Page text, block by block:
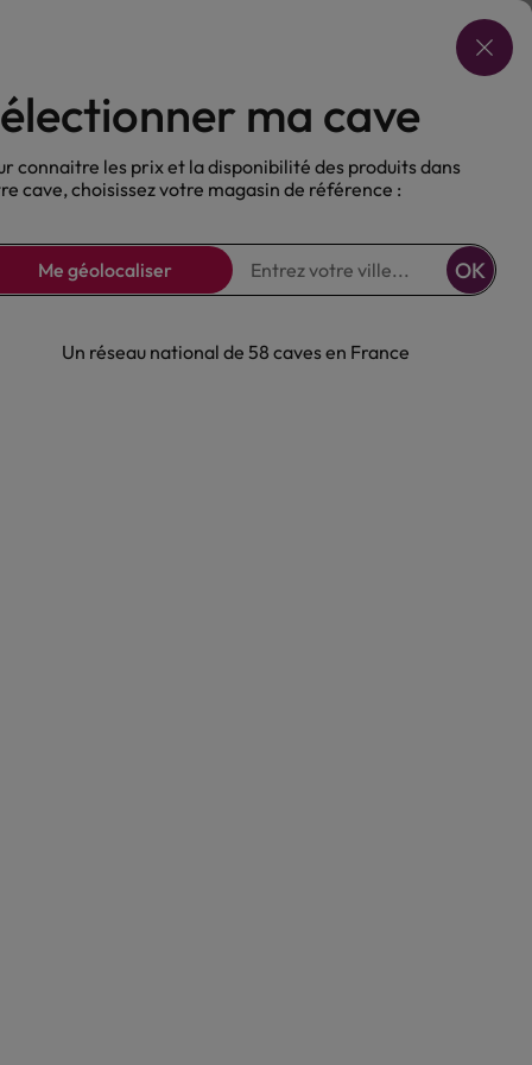
Choisir ma cave
Nos Bières Sans alcool
Cardhu
0,7L
typique du Speyside,
américain toastés. Plus
des notes vanillées et épicées
finesse et en douceur.
ma cave
connaitre les prix et la disponibilité des produits dans
cave, choisissez votre magasin de référence :
Me géolocaliser OK
Un réseau national de 58 caves en France